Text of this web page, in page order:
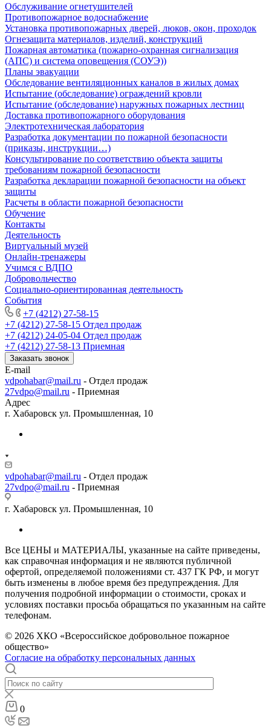
Обслуживание огнетушителей
Противопожарное водоснабжение
Установка противопожарных дверей, люков, окон, проходок
Огнезащита материалов, изделий, конструкций
Пожарная автоматика (пожарно-охранная сигнализация
(АПС) и система оповещения (СОУЭ))
Планы эвакуации
Обследование вентиляционных каналов в жилых домах
Испытание (обследование) ограждений кровли
Испытание (обследование) наружных пожарных лестниц
Доставка противопожарного оборудования
Электротехническая лаборатория
Разработка документации по пожарной безопасности
(приказы, инструкции…)
Консультирование по соответствию объекта защиты
требованиям пожарной безопасности
Разработка декларации пожарной безопасности на объект
защиты
Расчеты в области пожарной безопасности
Обучение
Контакты
Деятельность
Виртуальный музей
Онлайн-тренажеры
Учимся с ВДПО
Добровольчество
Социально-ориентированная деятельность
События
+7 (4212) 27-58-15
+7 (4212) 27-58-15 Отдел продаж
+7 (4212) 24-05-04 Отдел продаж
+7 (4212) 27-58-13 Приемная
Заказать звонок
E-mail
vdpohabar@mail.ru - Отдел продаж
27vdpo@mail.ru - Приемная
Адрес
г. Хабаровск ул. Промышленная, 10
vdpohabar@mail.ru - Отдел продаж
27vdpo@mail.ru - Приемная
г. Хабаровск ул. Промышленная, 10
Все ЦЕНЫ и МАТЕРИАЛЫ, указанные на сайте приведены,
как справочная информация и не являются публичной
офертой, определяемой положениями ст. 437 ГК РФ, и могут
быть изменены в любое время без предупреждения. Для
получения подробной информации о стоимости, сроках и
условиях поставки просьба обращаться по указанным на сайте
телефонам.
© 2026 ХКО «Всероссийское добровольное пожарное
общество»
Согласие на обработку персональных данных
0